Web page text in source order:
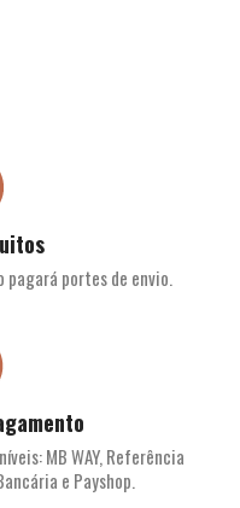
pagará portes de envio.
MB WAY, Referência
e Payshop.